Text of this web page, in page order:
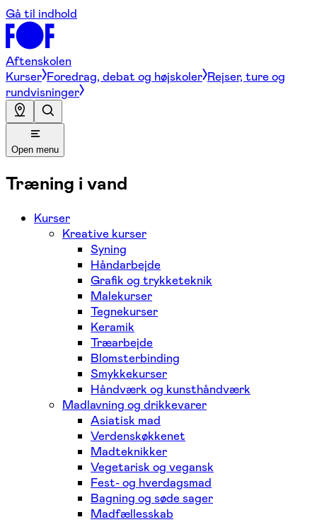
Gå til indhold
Aftenskolen
Kurser Foredrag, debat og højskoler Rejser, ture og
rundvisninger
Open menu
Træning i vand
Kurser
Kreative kurser
Syning
Håndarbejde
Grafik og trykketeknik
Malekurser
Tegnekurser
Keramik
Træarbejde
Blomsterbinding
Smykkekurser
Håndværk og kunsthåndværk
Madlavning og drikkevarer
Asiatisk mad
Verdenskøkkenet
Madteknikker
Vegetarisk og vegansk
Fest- og hverdagsmad
Bagning og søde sager
Madfællesskab